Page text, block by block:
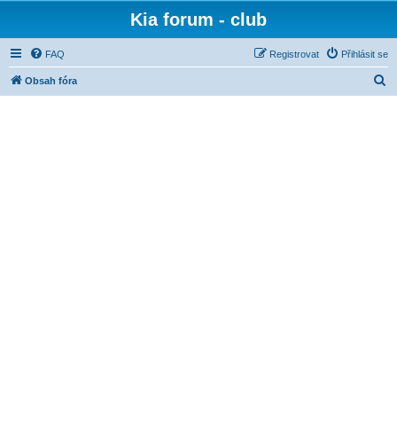
Kia forum - club
FAQ Přihlásit se
Registrovat
Obsah fóra